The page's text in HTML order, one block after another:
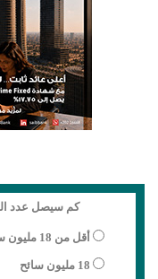
كم سيصل عدد
أقل من 18 مليون سائح
18 مليون سائح